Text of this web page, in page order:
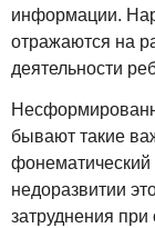
информации.
отражаются на
деятельности
бывают такие
фонематический
недоразвитии
затруднения при